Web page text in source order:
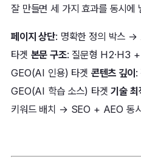
잘 만들면 세 가지 효과를 동시에
페이지 상단: 명확한 정의 박스
타겟 본문 구조: 질문형 H2·H3
GEO(AI 인용) 타겟 콘텐츠 깊이 :
GEO(AI 학습 소스) 타겟기술 최
키워드 배치 → SEO + AEO 동